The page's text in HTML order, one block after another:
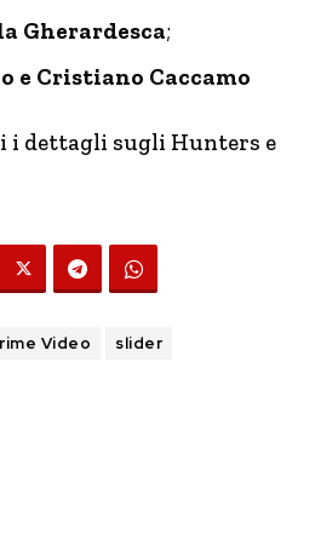
Gherardesca;
e Cristiano Caccamo
i dettagli sugli Hunters e
Video slider